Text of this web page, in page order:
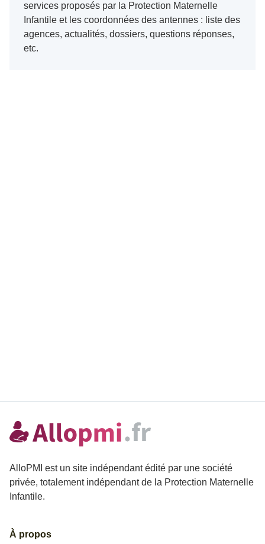
services proposés par la Protection Maternelle
Infantile et les coordonnées des antennes : liste des
agences, actualités, dossiers, questions réponses,
etc.
AlloPMI est un site indépendant édité par une société
privée, totalement indépendant de la Protection Maternelle
Infantile.
À propos